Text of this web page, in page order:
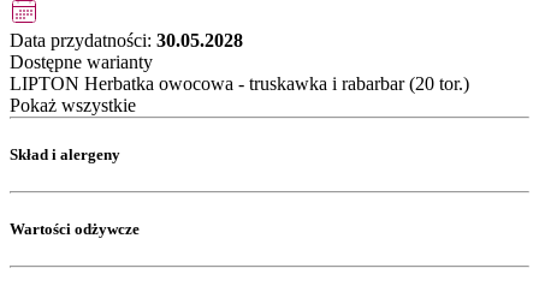
Data przydatności: 30.05.2028
Dostępne warianty
LIPTON Herbatka owocowa - truskawka i rabarbar (20 tor.)
Pokaż wszystkie
Skład i alergeny
Wartości odżywcze